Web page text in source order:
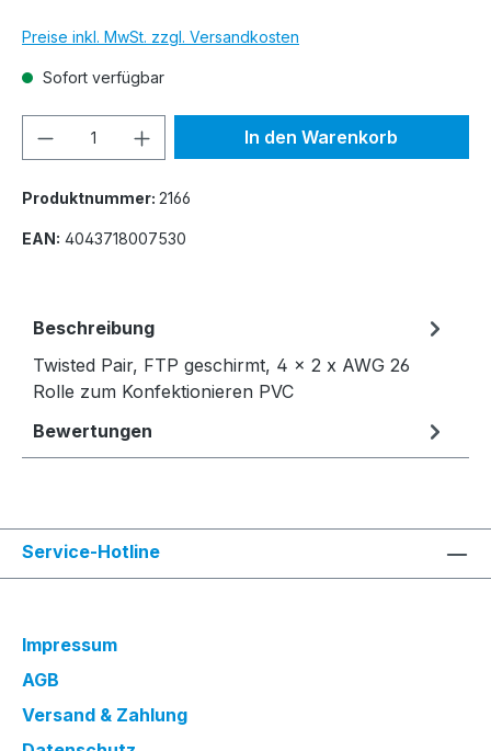
Preise inkl. MwSt. zzgl. Versandkosten
Sofort verfügbar
Produkt Anzahl: Gib denIn den Warenkorb
Produktnummer: 2166
EAN: 4043718007530
Beschreibung
Twisted Pair, FTP geschirmt, 4 x 2 x AWG 26
Rolle zum Konfektionieren PVC
Bewertungen
Service-Hotline
Impressum
AGB
Versand & Zahlung